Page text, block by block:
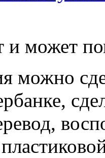
и может
можно